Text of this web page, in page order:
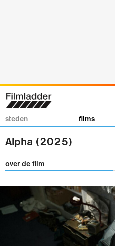
steden films
Alpha (2025)
over de film